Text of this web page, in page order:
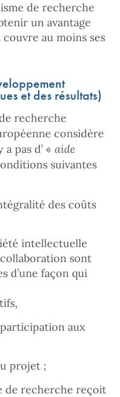
de recherche
un avantage
au moins ses
et des résultats)
recherche
considère
pas d’ « aide
suivantes
des coûts
intellectuelle
sont
d’une façon qui
aux
projet ;
de recherche reçoit